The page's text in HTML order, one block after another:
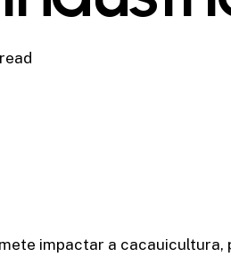
impactar a cacauicultura,